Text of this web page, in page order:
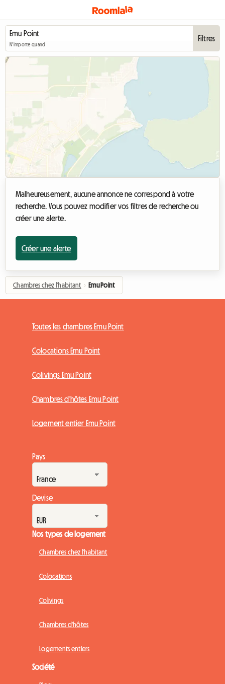
N'importe quand
Filtres
Malheureusement, aucune annonce ne correspond à votre
recherche. Vous pouvez modifier vos filtres de recherche ou
créer une alerte.
Créer une alerte
Chambres chez l'habitant › Emu Point
Toutes les chambres Emu Point
Colocations Emu Point
Colivings Emu Point
Chambres d'hôtes Emu Point
Logement entier Emu Point
Pays
Devise
Nos types de logement
Chambres chez l'habitant
Colocations
Colivings
Chambres d'hôtes
Logements entiers
Société